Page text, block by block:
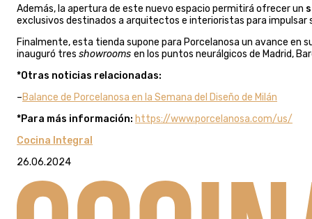
Además, la apertura de este nuevo espacio permitirá ofrecer un
exclusivos destinados a arquitectos e interioristas para impulsar
Finalmente, esta tienda supone para Porcelanosa un avance en
inauguró tres showrooms en los puntos neurálgicos de Madrid,
*Otras noticias relacionadas:
–Balance de Porcelanosa en la Semana del Diseño de Milán
*Para más información: https://www.porcelanosa.com/us/
Cocina Integral
26.06.2024